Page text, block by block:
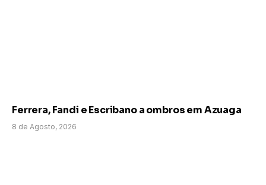
Ferrera, Fandi e Escribano a ombros em Azuaga
8 de Agosto, 2026